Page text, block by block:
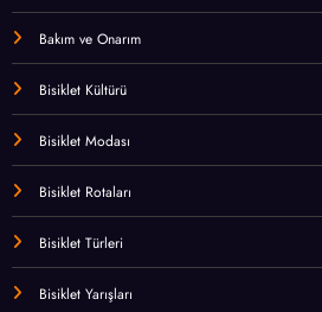
Bakım ve Onarım
Bisiklet Kültürü
Bisiklet Modası
Bisiklet Rotaları
Bisiklet Türleri
Bisiklet Yarışları